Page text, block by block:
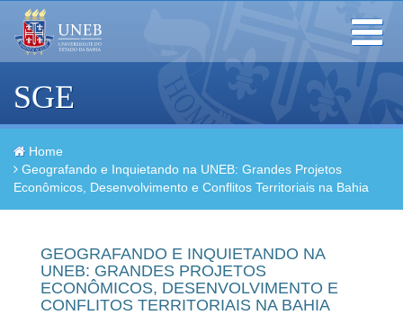
SGE
Toggle
navigation
Home
Geografando e Inquietando na UNEB: Grandes Projetos
Econômicos, Desenvolvimento e Conflitos Territoriais na Bahia
GEOGRAFANDO E INQUIETANDO NA
UNEB: GRANDES PROJETOS
ECONÔMICOS, DESENVOLVIMENTO E
CONFLITOS TERRITORIAIS NA BAHIA